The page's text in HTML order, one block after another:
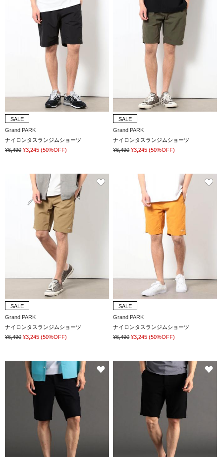
SALE
Grand PARK
ナイロンタスランジムショーツ
¥6,490 ¥3,245 (50%OFF)
SALE
Grand PARK
ナイロンタスランジムショーツ
¥6,490 ¥3,245 (50%OFF)
SALE
Grand PARK
ナイロンタスランジムショーツ
¥6,490 ¥3,245 (50%OFF)
SALE
Grand PARK
ナイロンタスランジムショーツ
¥6,490 ¥3,245 (50%OFF)